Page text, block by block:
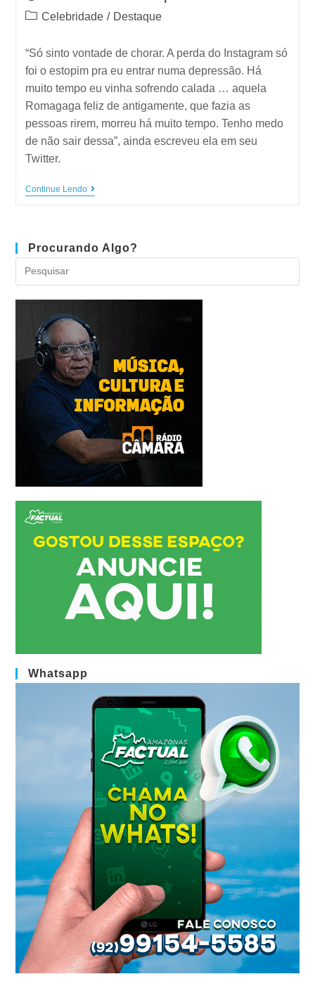
Celebridade / Destaque
“Só sinto vontade de chorar. A perda do Instagram só
foi o estopim pra eu entrar numa depressão. Há
muito tempo eu vinha sofrendo calada … aquela
Romagaga feliz de antigamente, que fazia as
pessoas rirem, morreu há muito tempo. Tenho medo
de não sair dessa”, ainda escreveu ela em seu
Twitter.
Continue Lendo
Procurando Algo?
Whatsapp